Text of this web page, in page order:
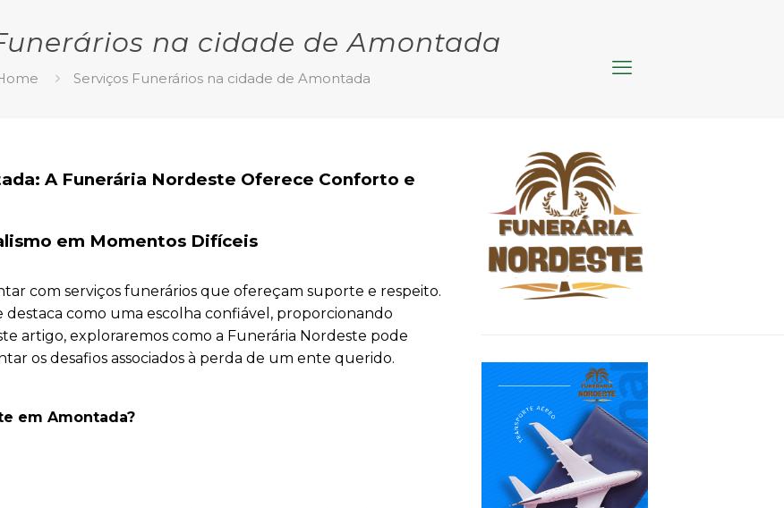
na cidade de Amontada
Serviços Funerários na cidade de Amontada
A Funerária Nordeste Oferece Conforto e
em Momentos Difíceis
com serviços funerários que ofereçam suporte e respeito.
destaca como uma escolha confiável, proporcionando
artigo, exploraremos como a Funerária Nordeste pode
os desafios associados à perda de um ente querido.
em Amontada?